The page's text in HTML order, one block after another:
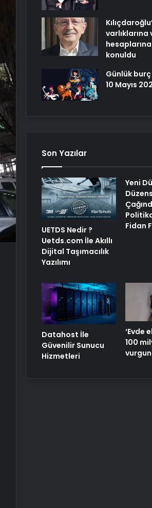
varlıklarına
konuldu
Günlük
10 Mayıs
Son Yazılar
UETDS Nedir ?
Uetds.com İle Akıllı
Dijital Taşımacılık
Yazılımı
Yeni
Fidan
Datahost İle
Güvenilir Sunucu
Hizmetleri
‘Evde
100